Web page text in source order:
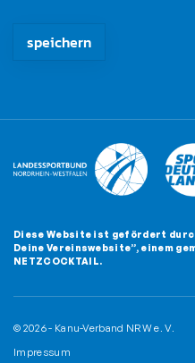
Diese Website ist gefördert
Deine Vereinswebsite”, einem
NETZCOCKTAIL.
© 2026 - Kanu-Verband NRW e. V.
Impressum